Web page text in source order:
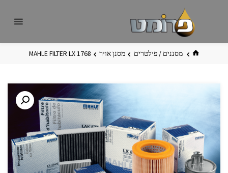
בית מסננים / פילטרים מסנן אויר MAHLE FILTER LX 1768